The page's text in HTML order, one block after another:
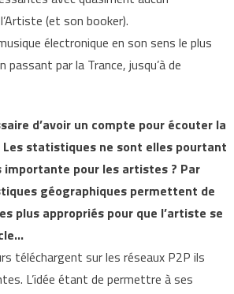
(et son booker).
électronique en son sens le plus
passant par la Trance, jusqu’à de
d’avoir un compte pour écouter la
Les statistiques ne sont elles pourtant
importante pour les artistes ? Par
géographiques permettent de
plus appropriés pour que l’artiste se
téléchargent sur les réseaux P2P ils
L’idée étant de permettre à ses